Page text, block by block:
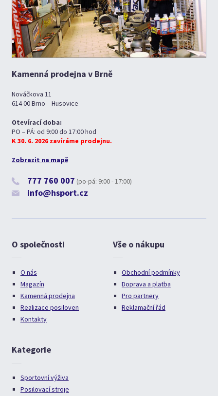
Kamenná prodejna v Brně
Nováčkova 11
614 00 Brno – Husovice
Otevírací doba:
PO – PÁ: od 9:00 do 17:00 hod
K 30. 6. 2026 zavíráme prodejnu.
Zobrazit na mapě
777 760 007 (po-pá: 9:00 - 17:00)
info@hsport.cz
O společnosti
O nás
Magazín
Kamenná prodejna
Realizace posiloven
Kontakty
Vše o nákupu
Obchodní podmínky
Doprava a platba
Pro partnery
Reklamační řád
Kategorie
Sportovní výživa
Posilovací stroje